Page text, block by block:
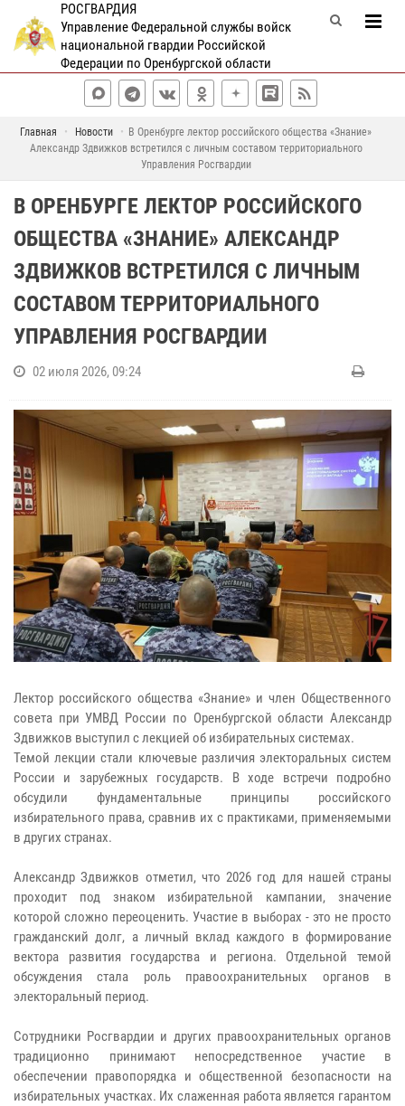
РОСГВАРДИЯ
Управление Федеральной службы войск
национальной гвардии Российской
Федерации по Оренбургской области
Главная Новости
В Оренбурге лектор российского общества «Знание»
Александр Здвижков встретился с личным составом территориального
Управления Росгвардии
В ОРЕНБУРГЕ ЛЕКТОР РОССИЙСКОГО
ОБЩЕСТВА «ЗНАНИЕ» АЛЕКСАНДР
ЗДВИЖКОВ ВСТРЕТИЛСЯ С ЛИЧНЫМ
СОСТАВОМ ТЕРРИТОРИАЛЬНОГО
УПРАВЛЕНИЯ РОСГВАРДИИ
02 июля 2026, 09:24
Лектор российского общества «Знание» и член Общественного
совета при УМВД России по Оренбургской области Александр
Здвижков выступил с лекцией об избирательных системах.
Темой лекции стали ключевые различия электоральных систем
России и зарубежных государств. В ходе встречи подробно
обсудили фундаментальные принципы российского
избирательного права, сравнив их с практиками, применяемыми
в других странах.
Александр Здвижков отметил, что 2026 год для нашей страны
проходит под знаком избирательной кампании, значение
которой сложно переоценить. Участие в выборах - это не просто
гражданский долг, а личный вклад каждого в формирование
вектора развития государства и региона. Отдельной темой
обсуждения стала роль правоохранительных органов в
электоральный период.
Сотрудники Росгвардии и других правоохранительных органов
традиционно принимают непосредственное участие в
обеспечении правопорядка и общественной безопасности на
избирательных участках. Их слаженная работа является гарантом